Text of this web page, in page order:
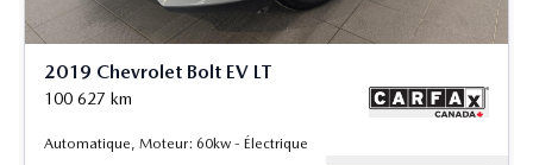
2019 Chevrolet Bolt EV LT
100 627 km
Automatique, Moteur: 60kw - Électrique